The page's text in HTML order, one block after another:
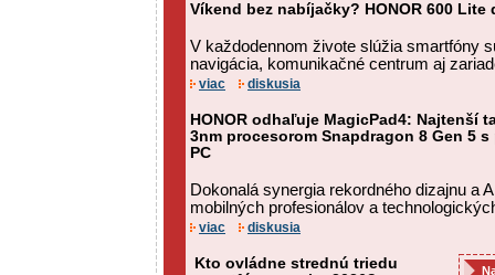
Víkend bez nabíjačky? HONOR 600 Lite
V každodennom živote slúžia smartfóny
navigácia, komunikačné centrum aj
viac diskusia
HONOR odhaľuje MagicPad4: Najtenší
3nm procesorom Snapdragon 8 Gen 5
PC
Dokonalá synergia rekordného dizajnu a
mobilných profesionálov a
viac diskusia
Kto ovládne strednú triedu